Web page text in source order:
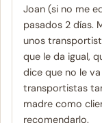
Joan (si no me
pasados 2 días.
unos
que le da igual,
dice que no le
transportistas
madre como
recomendarlo.